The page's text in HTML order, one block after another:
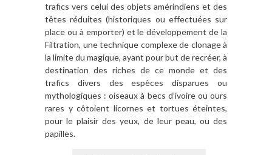
trafics vers celui des objets amérindiens et des
têtes réduites (historiques ou effectuées sur
place ou à emporter) et le développement de la
Filtration, une technique complexe de clonage à
la limite du magique, ayant pour but de recréer, à
destination des riches de ce monde et des
trafics divers des espèces disparues ou
mythologiques : oiseaux à becs d’ivoire ou ours
rares y côtoient licornes et tortues éteintes,
pour le plaisir des yeux, de leur peau, ou des
papilles.